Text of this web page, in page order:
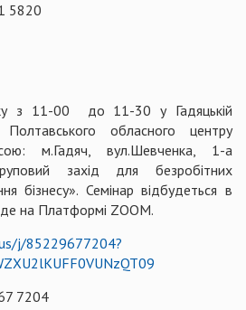
5820
з 11-00 до 11-30 у Гадяцькій
Полтавського обласного центру
м.Гадяч, вул.Шевченка, 1-а
захід для безробітних
бізнесу». Семінар відбудеться в
на Платформі ZOOM.
j/85229677204?
7204